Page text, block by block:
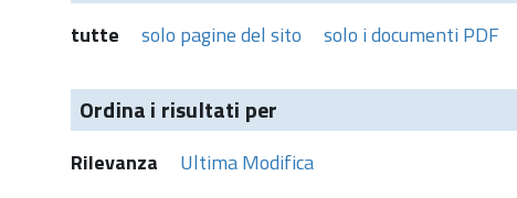
tutte solo pagine del sito solo i documenti PDF
Ordina i risultati per
Rilevanza Ultima Modifica